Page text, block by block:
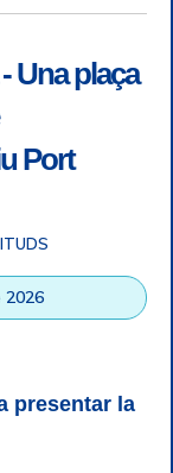
Una plaça
Port
2026
presentar la